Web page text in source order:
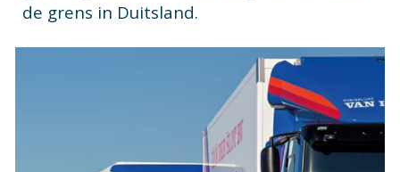
de grens in Duitsland.